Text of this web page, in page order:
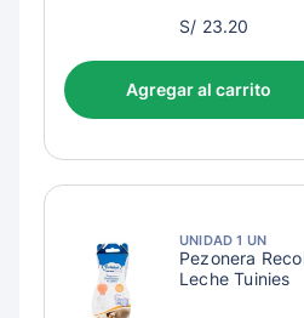
S/
S/ 23.20
Agregar al carrito
UNIDAD 1 UN
Pezonera
Leche Tuinies